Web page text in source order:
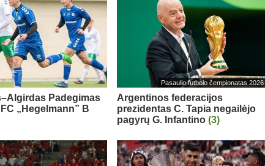
Padegimas
„Hegelmann” B
Pasaulio futbolo čempionatas 2026
Argentinos federacijos
prezidentas C. Tapia negailėjo
pagyrų G. Infantino (3)